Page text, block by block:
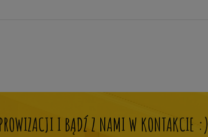
I BĄDŹ Z NAMI W KONTAKCIE :)